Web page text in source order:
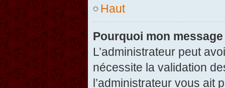
Haut
Pourquoi mon
L’administrateur peut
nécessite la validation
l’administrateur vous ait